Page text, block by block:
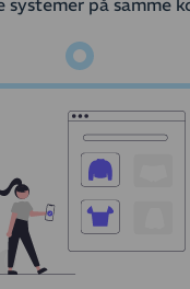
systemer på samme